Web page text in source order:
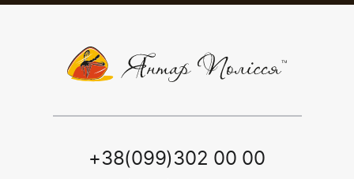
+38(099)302 00 00